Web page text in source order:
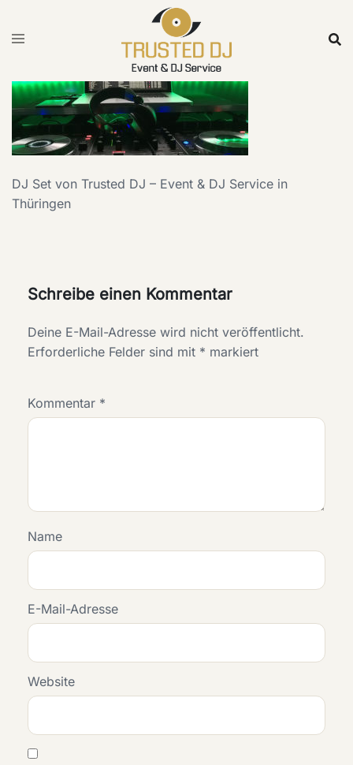
DJ Set von Trusted DJ – Event & DJ Service in
Thüringen
Schreibe einen Kommentar
Deine E-Mail-Adresse wird nicht veröffentlicht.
Erforderliche Felder sind mit * markiert
Kommentar *
Name
E-Mail-Adresse
Website